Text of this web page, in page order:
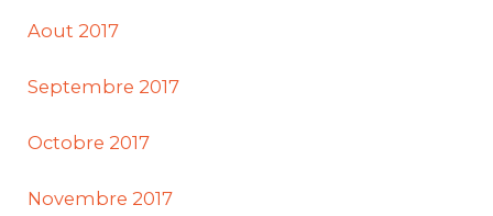
Aout 2017
Septembre 2017
Octobre 2017
Novembre 2017